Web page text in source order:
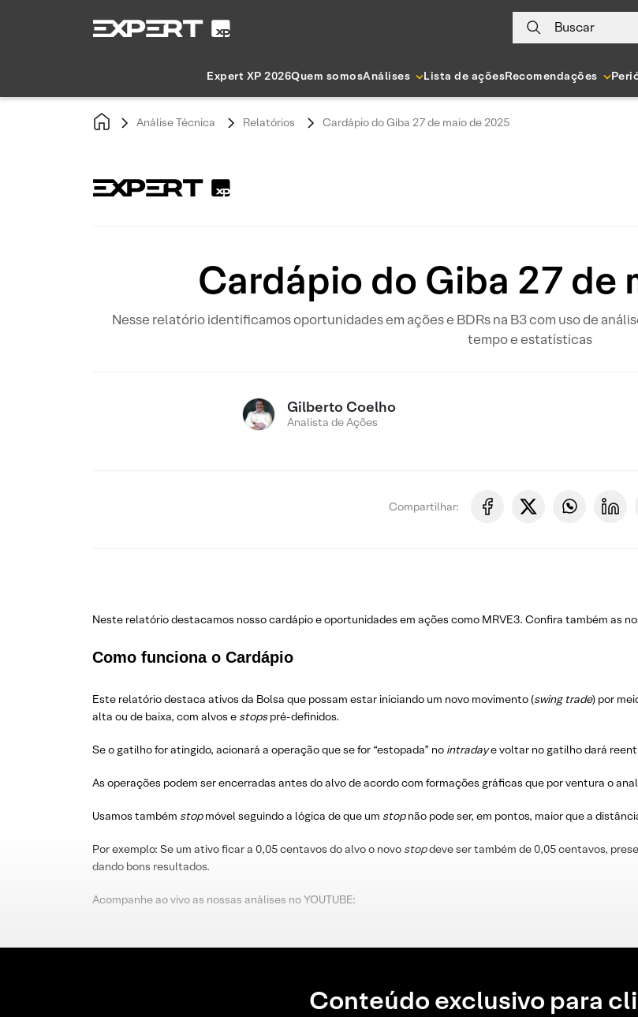
Buscar
Expert XP 2026Quem somosAnálises Lista de açõesRecomendações
Análise Técnica Relatórios Cardápio do Giba 27 de maio de 2025
Cardápio do Giba 27 de
Nesse relatório identificamos oportunidades em ações e BDRs na B3 com uso de
tempo e estatísticas
Gilberto Coelho
Analista de Ações
Compartilhar:
Neste relatório destacamos nosso cardápio e oportunidades em ações como MRVE3. Confira também as
Como funciona o Cardápio
Este relatório destaca ativos da Bolsa que possam estar iniciando um novo movimento (swing trade) por
alta ou de baixa, com alvos e stopspré-definidos.
Se o gatilho for atingido, acionará a operação que se for “estopada” no intradaye voltar no gatilho dará
As operações podem ser encerradas antes do alvo de acordo com formações gráficas que por ventura o
Usamos também stopmóvel seguindo a lógica de que um stopnão pode ser, em pontos, maior que a
Por exemplo: Se um ativo ficar a 0,05 centavos do alvo o novo stopdeve ser também de 0,05 centavos,
dando bons resultados.
Acompanhe ao vivo as nossas análises no YOUTUBE:
Conteúdo exclusivo para